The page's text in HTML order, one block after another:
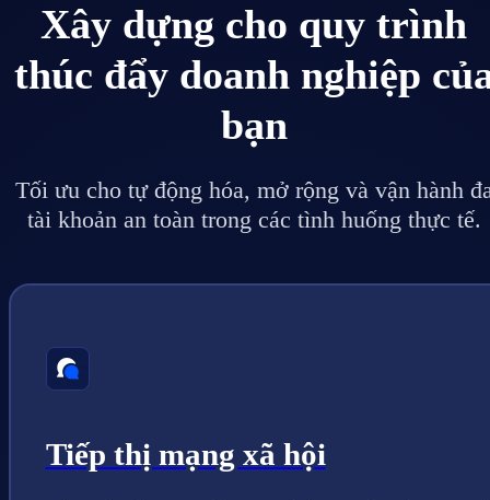
Xây dựng cho quy trình
thúc đẩy doanh nghiệp
bạn
Tối ưu cho tự động hóa, mở rộng và vận hành
tài khoản an toàn trong các tình huống thực tế.
Tiếp thị mạng xã hội